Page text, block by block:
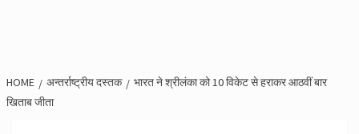
HOME अन्तर्राष्ट्रीय दस्तक
भारत ने श्रीलंका को 10 विकेट से हराकर आठवीं बार
खिताब जीता